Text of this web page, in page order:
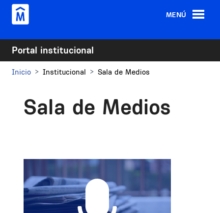
Pasar al contenido principal
MENÚ
Portal institucional
Inicio Institucional Sala de Medios
Sala de Medios